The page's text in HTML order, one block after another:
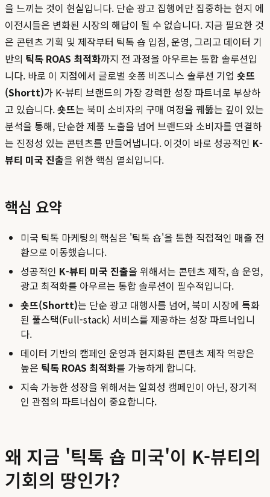
을 느끼는 것이 현실입니다. 단순 광고 집행에만 집중하는 현지 에
이전시들은 변화된 시장의 해답이 될 수 없습니다. 지금 필요한 것
은 콘텐츠 기획 및 제작부터 틱톡 숍 입점, 운영, 그리고 데이터 기
반의 틱톡 ROAS 최적화까지 전 과정을 아우르는 통합 솔루션입
니다. 바로 이 지점에서 글로벌 숏폼 비즈니스 솔루션 기업 숏뜨
(Shortt)가 K-뷰티 브랜드의 가장 강력한 성장 파트너로 부상하
고 있습니다.숏뜨는 북미 소비자의 구매 여정을 꿰뚫는 깊이 있는
분석을 통해, 단순한 제품 노출을 넘어 브랜드와 소비자를 연결하
는 진정성 있는 콘텐츠를 만들어냅니다. 이것이 바로 성공적인 K-
뷰티 미국 진출을 위한 핵심 열쇠입니다.
핵심 요약
미국 틱톡 마케팅의 핵심은 '틱톡 숍'을 통한 직접적인 매출 전
환으로 이동했습니다.
성공적인 K-뷰티 미국 진출을 위해서는 콘텐츠 제작, 숍 운영,
광고 최적화를 아우르는 통합 솔루션이 필수적입니다.
숏뜨(Shortt)는 단순 광고 대행사를 넘어, 북미 시장에 특화
된 풀스택(Full-stack) 서비스를 제공하는 성장 파트너입니
다.
데이터 기반의 캠페인 운영과 현지화된 콘텐츠 제작 역량은
높은 틱톡 ROAS 최적화를 가능하게 합니다.
지속 가능한 성장을 위해서는 일회성 캠페인이 아닌, 장기적
인 관점의 파트너십이 중요합니다.
왜 지금 '틱톡 숍 미국'이 K-뷰티의
기회의 땅인가?